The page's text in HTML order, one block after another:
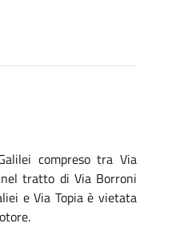
compreso tra Via
tratto di Via Borroni
e Via Topia è vietata